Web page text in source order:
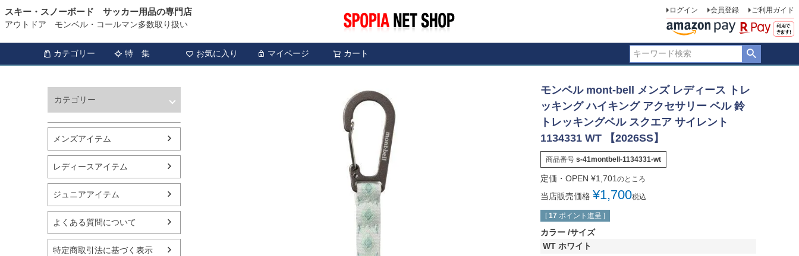
スキー・スノーボード サッカー用品の専門店
アウトドア モンベル・コールマン多数取り扱い
ログイン 会員登録 ご利用ガイド
カテゴリー 特 集 お気に入り マイページ カート
カテゴリー
バスケットボール
シューズ
ランニング用品
スポーツアパレル
テニス
バレーボール
フィットネス用品
メンズアイテム
レディースアイテム
ジュニアアイテム
よくある質問について
特定商取引法に基づく表示
モンベル mont-bell メンズ レディース トレ
ッキング ハイキング アクセサリー ベル 鈴
トレッキングベル スクエア サイレント
1134331 WT 【2026SS】
商品番号 s-41montbell-1134331-wt
定価・OPEN ¥1,701 のところ
当店販売価格 ¥1,700税込
[ 17 ポイント進呈 ]
カラー サイズ
WT ホワイト